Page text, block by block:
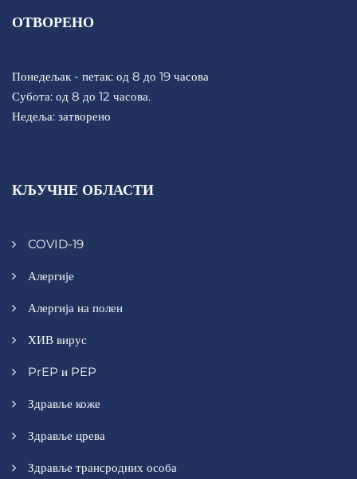
ОТВОРЕНО
Понедељак - петак: од 8 до 19 часова
Субота: од 8 до 12 часова.
Недеља: затворено
КЉУЧНЕ ОБЛАСТИ
COVID-19
Алергије
Алергија на полен
ХИВ вирус
PrEP и PEP
Здравље коже
Здравље црева
Здравље трансродних особа